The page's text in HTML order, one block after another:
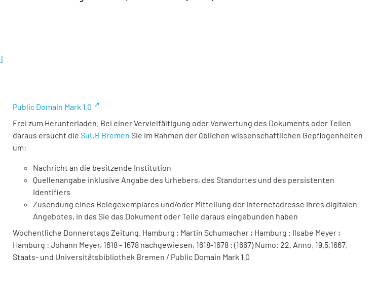
]
Public Domain Mark 1.0
Frei zum Herunterladen. Bei einer Vervielfältigung oder Verwertung des Dokuments oder Teilen
daraus ersucht die SuUB Bremen Sie im Rahmen der üblichen wissenschaftlichen Gepflogenheiten
um:
Nachricht an die besitzende Institution
Quellenangabe inklusive Angabe des Urhebers, des Standortes und des persistenten
Identifiers
Zusendung eines Belegexemplares und/oder Mitteilung der Internetadresse Ihres digitalen
Angebotes, in das Sie das Dokument oder Teile daraus eingebunden haben
Wochentliche Donnerstags Zeitung. Hamburg : Martin Schumacher ; Hamburg : Ilsabe Meyer ;
Hamburg : Johann Meyer, 1618 - 1678 nachgewiesen, 1618-1678 : (1667) Numo: 22. Anno. 19.5.1667.
Staats- und Universitätsbibliothek Bremen / Public Domain Mark 1.0